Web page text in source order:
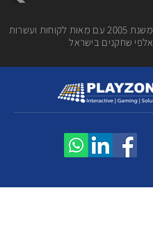
- משנת 2005 עם מאות לקוחות ועשרות
אלפי שחקנים בישראל